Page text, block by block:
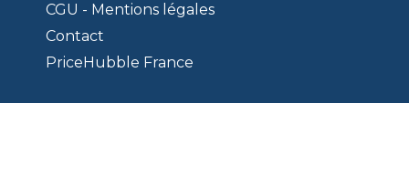
CGU - Mentions légales
Contact
PriceHubble France